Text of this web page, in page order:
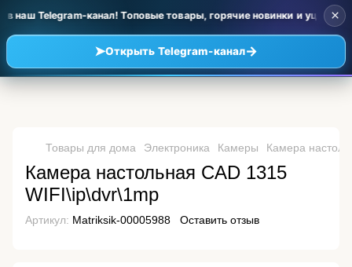
наш Telegram-канал! Топовые товары, горячие новинки и уценка
➤Открыть Telegram-канал→
×
Товары для дома Электроника Камеры Камера
Камера настольная CAD 1315
WIFI\ip\dvr\1mp
Артикул: Matriksik-00005988 Оставить отзыв